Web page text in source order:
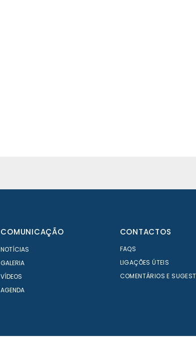
COMUNICAÇÃO
NOTÍCIAS
GALERIA
VÍDEOS
AGENDA
CONTACTOS
FAQS
LIGAÇÕES ÚTEIS
COMENTÁRIOS E